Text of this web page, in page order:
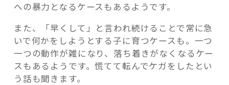
への暴力となるケースもあるようです。
また、「早くして」と言われ続けることで常に急
いで何かをしようとする子に育つケースも。一つ
一つの動作が雑になり、落ち着きがなくなるケー
スもあるようです。慌てて転んでケガをしたとい
う話も聞きます。